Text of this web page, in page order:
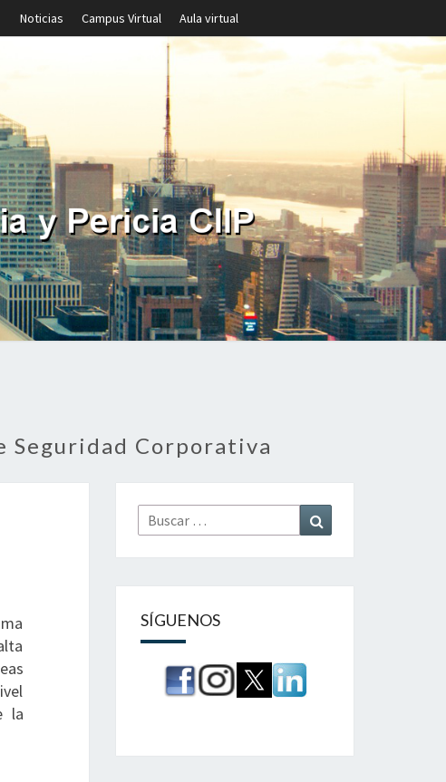
Noticias Campus Virtual Aula virtual
Seguridad Corporativa
la
Buscar
por:
SÍGUENOS